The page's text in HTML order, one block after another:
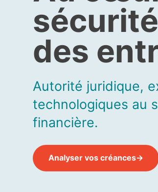
des
Autorité juridique,
technologiques au
financière.
Analyser vos créances